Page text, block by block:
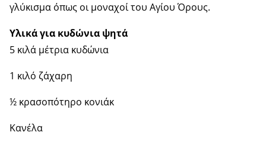
γλύκισμα όπως οι μοναχοί του Αγίου Όρους.
Υλικά για κυδώνια ψητά
5 κιλά μέτρια κυδώνια
1 κιλό ζάχαρη
½ κρασοπότηρο κονιάκ
Κανέλα